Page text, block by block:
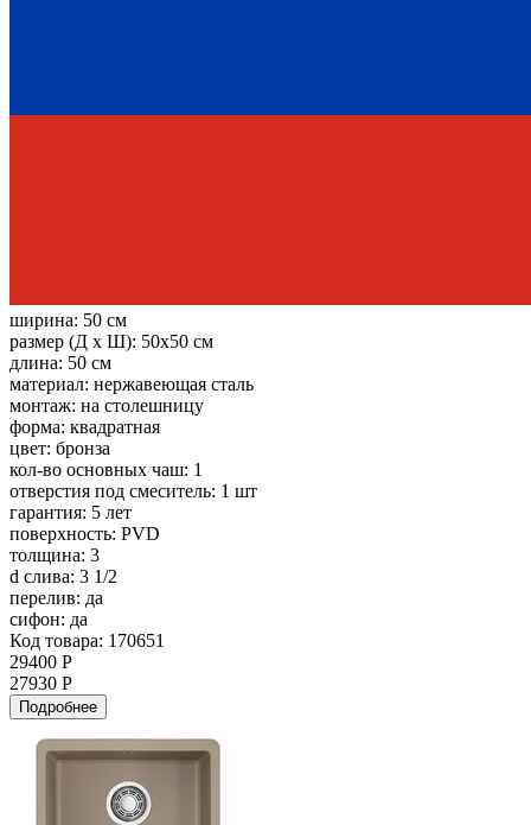
ширина: 50 см
размер (Д х Ш): 50x50 см
длина: 50 см
материал: нержавеющая сталь
монтаж: на столешницу
форма: квадратная
цвет: бронза
кол-во основных чаш: 1
отверстия под смеситель: 1 шт
гарантия: 5 лет
поверхность: PVD
толщина: 3
d слива: 3 1/2
перелив: да
сифон: да
Код товара: 170651
29400 Р
27930 Р
Подробнее